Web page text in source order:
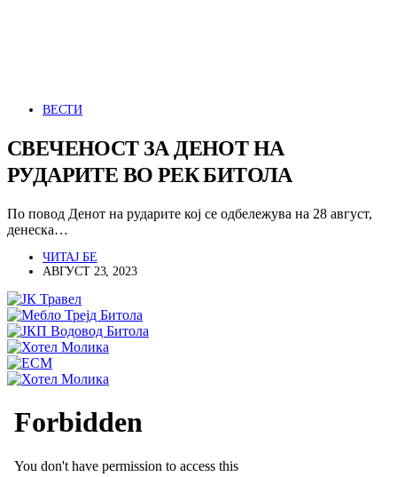
ВЕСТИ
СВЕЧЕНОСТ ЗА ДЕНОТ НА
РУДАРИТЕ ВО РЕК БИТОЛА
По повод Денот на рударите кој се одбележува на 28 август,
денеска…
ЧИТАЈ БЕ
АВГУСТ 23, 2023